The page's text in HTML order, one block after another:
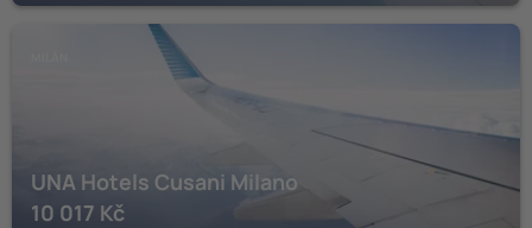
UNA Hotels Cusani Milano
10 017 Kč